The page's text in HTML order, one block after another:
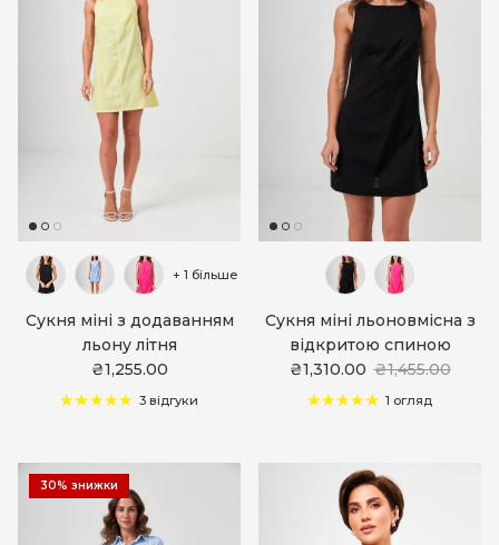
Сукня міні з додаванням
льону літня
₴1,255.00
+ 1 більше
3 відгуки
Сукня міні льоновмісна з
відкритою спиною
₴1,310.00 ₴1,455.00
1 огляд
30% знижки